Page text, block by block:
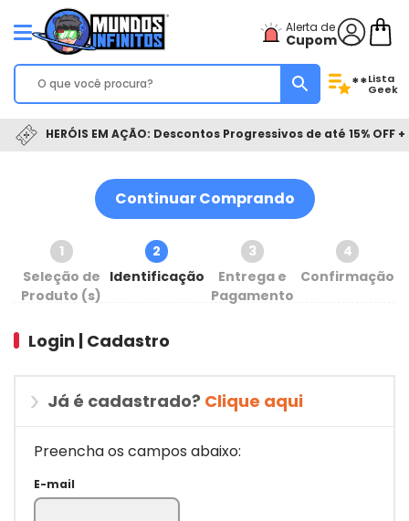
Alerta de
Cupom
**Lista
Geek
HERÓIS EM AÇÃO: Descontos Progressivos de até 15% OFF
Continuar Comprando
1
Seleção de
Produto (s)
2
Identificação
3
Entrega e
Pagamento
4
Confirmação
Login | Cadastro
Já é cadastrado? Clique aqui
Preencha os campos abaixo:
E-mail